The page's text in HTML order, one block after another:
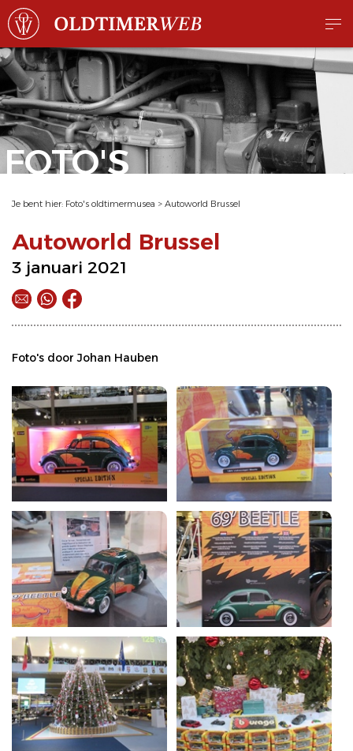
FOTO'S
Je bent hier: Foto's oldtimermusea > Autoworld Brussel
Autoworld Brussel
3 januari 2021
Foto's door Johan Hauben